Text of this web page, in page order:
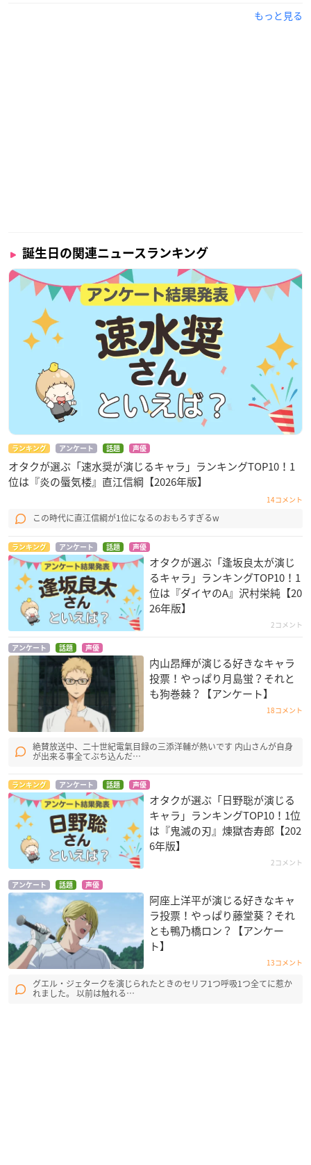
もっと見る
誕生日の関連ニュースランキング
ランキング アンケート 話題 声優
オタクが選ぶ「速水奨が演じるキャラ」ランキングTOP10！1
位は『炎の蜃気楼』直江信綱【2026年版】
14コメント
この時代に直江信綱が1位になるのおもろすぎるw
ランキング アンケート 話題 声優
オタクが選ぶ「逢坂良太が演じ
るキャラ」ランキングTOP10！1
位は『ダイヤのA』沢村栄純【20
26年版】
2コメント
アンケート 話題 声優
内山昂輝が演じる好きなキャラ
投票！やっぱり月島蛍？それと
も狗巻棘？【アンケート】
18コメント
絶賛放送中、二十世紀電氣目録の三添洋輔が熱いです 内山さんが自身
が出来る事全てぶち込んだ…
ランキング アンケート 話題 声優
オタクが選ぶ「日野聡が演じる
キャラ」ランキングTOP10！1位
は『鬼滅の刃』煉󠄁獄杏寿郎【202
6年版】
2コメント
アンケート 話題 声優
阿座上洋平が演じる好きなキャ
ラ投票！やっぱり藤堂葵？それ
とも鴨乃橋ロン？【アンケー
ト】
13コメント
グエル・ジェタークを演じられたときのセリフ1つ呼吸1つ全てに惹か
れました。 以前は触れる…